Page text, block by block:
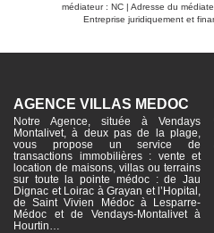
médiateur : NC | Adresse du
Entreprise juridiquement et
AGENCE VILLAS MÉDOC
Notre Agence, située à Vendays
Montalivet, à deux pas de la plage,
vous propose un service de
transactions immobilières : vente et
location de maisons, villas ou terrains
sur toute la pointe médoc : de Jau
Dignac et Loirac à Grayan et l’Hopital,
de Saint Vivien Médoc à Lesparre-
Médoc et de Vendays-Montalivet à
Hourtin…